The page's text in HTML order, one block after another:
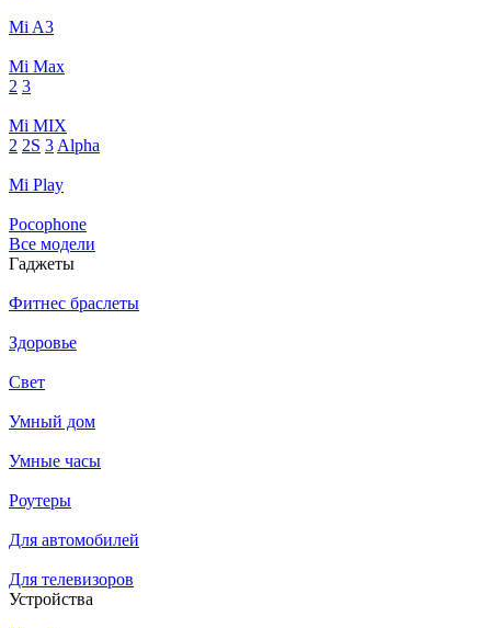
Mi A3
Mi Max
2 3
Mi MIX
2 2S 3 Alpha
Mi Play
Pocophone
Все модели
Гаджеты
Фитнес браслеты
Здоровье
Свет
Умный дом
Умные часы
Роутеры
Для автомобилей
Для телевизоров
Устройства